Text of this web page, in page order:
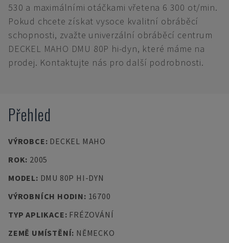
530 a maximálními otáčkami vřetena 6 300 ot/min.
Pokud chcete získat vysoce kvalitní obráběcí
schopnosti, zvažte univerzální obráběcí centrum
DECKEL MAHO DMU 80P hi-dyn, které máme na
prodej. Kontaktujte nás pro další podrobnosti.
Přehled
VÝROBCE: DECKEL MAHO
ROK: 2005
MODEL: DMU 80P HI-DYN
VÝROBNÍCH HODIN: 16700
TYP APLIKACE: FRÉZOVÁNÍ
ZEMĚ UMÍSTĚNÍ: NĚMECKO